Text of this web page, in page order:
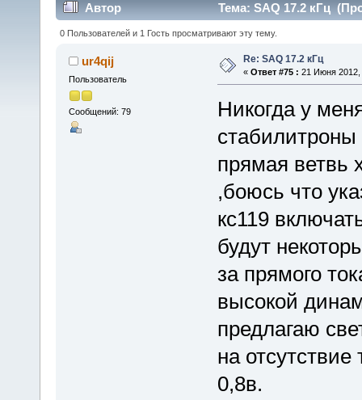
Автор Тема: SAQ 17.2 кГц
0 Пользователей и 1 Гость просматривают эту тему.
ur4qij
Пользователь
Сообщений: 79
Re: SAQ 17.2 кГц
« Ответ #75 : 21 Июня 2012,
Никогда у
стабилитроны
прямая ветвь
,боюсь что
кс119
будут
за прямого
высокой
предлагаю
на
0,8в.